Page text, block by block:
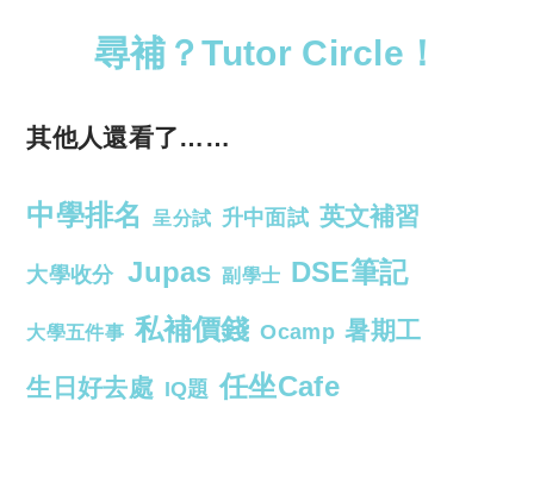
尋補？Tutor Circle！
其他人還看了……
中學排名 呈分試 升中面試 英文補習
大學收分 Jupas 副學士 DSE筆記
大學五件事 私補價錢 Ocamp 暑期工
生日好去處 IQ題 任坐Cafe